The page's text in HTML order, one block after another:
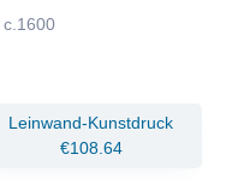
c.1600
Leinwand-Kunstdruck
€108.64